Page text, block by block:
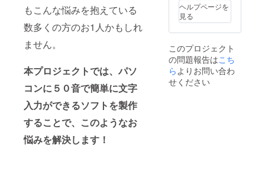
もこんな悩みを抱えている
数多くの方のお1人かもしれ
ません。
本プロジェクトでは、パソ
コンに５０音で簡単に文字
入力ができるソフトを製作
することで、このようなお
悩みを解決します！
ヘルプページを
見る
このプロジェクト
の問題報告はこち
ら よりお問い合わ
せください